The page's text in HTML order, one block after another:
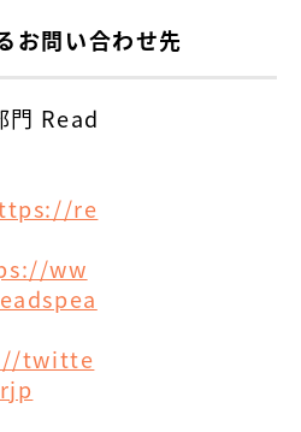
お問い合わせ先
門 Read
re
ww
twitte